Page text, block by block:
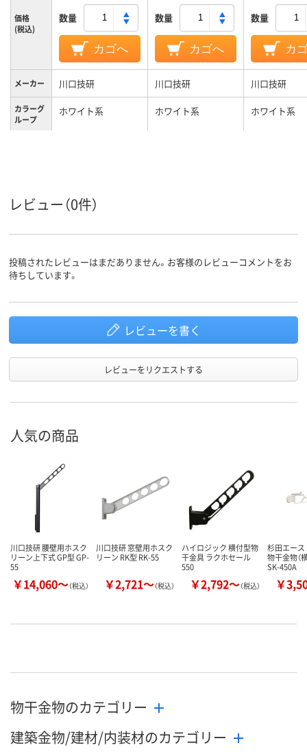
価格
(税込)
数量
カゴへ
数量
カゴへ
数量
カ
メーカー 川口技研 川口技研 川口技研
カラーグ
ループ
ホワイト系 ホワイト系 ホワイト系
レビュー（0件）
投稿されたレビューはまだありません。お客様のレビューコメントをお
待ちしています。
レビューを書く
レビューをリクエストする
人気の商品
川口技研 腰壁用ホスク
リーン上下式 GP型 GP-
55
￥14,060～（税込）
川口技研 窓壁用ホスク
リーン RK型 RK-55
￥2,721～（税込）
ハイロジック 横付型物
干金具 ラクホセール
550
￥2,792～（税込）
杉田エー
物干金物（
SK-450A
￥
物干金物のカテゴリー
建築金物/建材/内装材のカテゴリー